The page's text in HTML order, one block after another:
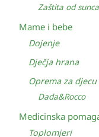
Zaštita od
Mame i bebe
Dojenje
Dječja hrana
Oprema za
Dada&Rocco
Medicinska
Toplomjeri